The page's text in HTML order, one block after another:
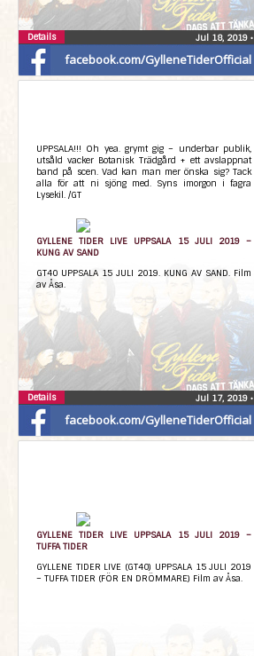
facebook.com/GylleneTiderOfficial
Jul 18, 2019 •
Details
facebook.com/GylleneTiderOfficial
UPPSALA!!! Oh yea. grymt gig – underbar publik,
utsåld vacker Botanisk Trädgård + ett avslappnat
band på scen. Vad kan man mer önska sig? Tack
alla för att ni sjöng med. Syns imorgon i fagra
Lysekil. /GT
GYLLENE TIDER LIVE UPPSALA 15 JULI 2019 –
KUNG AV SAND
GT40 UPPSALA 15 JULI 2019. KUNG AV SAND. Film
av Åsa.
Jul 17, 2019 •
Details
GYLLENE TIDER LIVE UPPSALA 15 JULI 2019 –
TUFFA TIDER
GYLLENE TIDER LIVE (GT40) UPPSALA 15 JULI 2019
– TUFFA TIDER (FÖR EN DRÖMMARE) Film av Åsa.